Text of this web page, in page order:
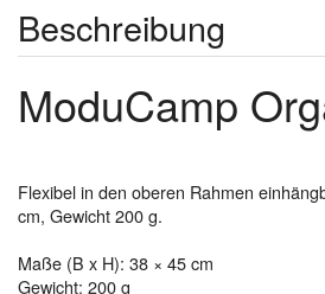
Beschreibung
ModuCamp
Flexibel in den oberen Rahmen
cm, Gewicht 200 g.
Maße (B x H): 38 × 45 cm
Gewicht: 200 g